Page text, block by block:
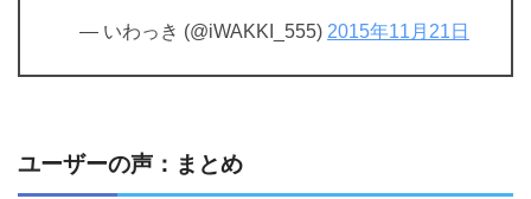
— いわっき (@iWAKKI_555) 2015年11月21日
ユーザーの声：まとめ